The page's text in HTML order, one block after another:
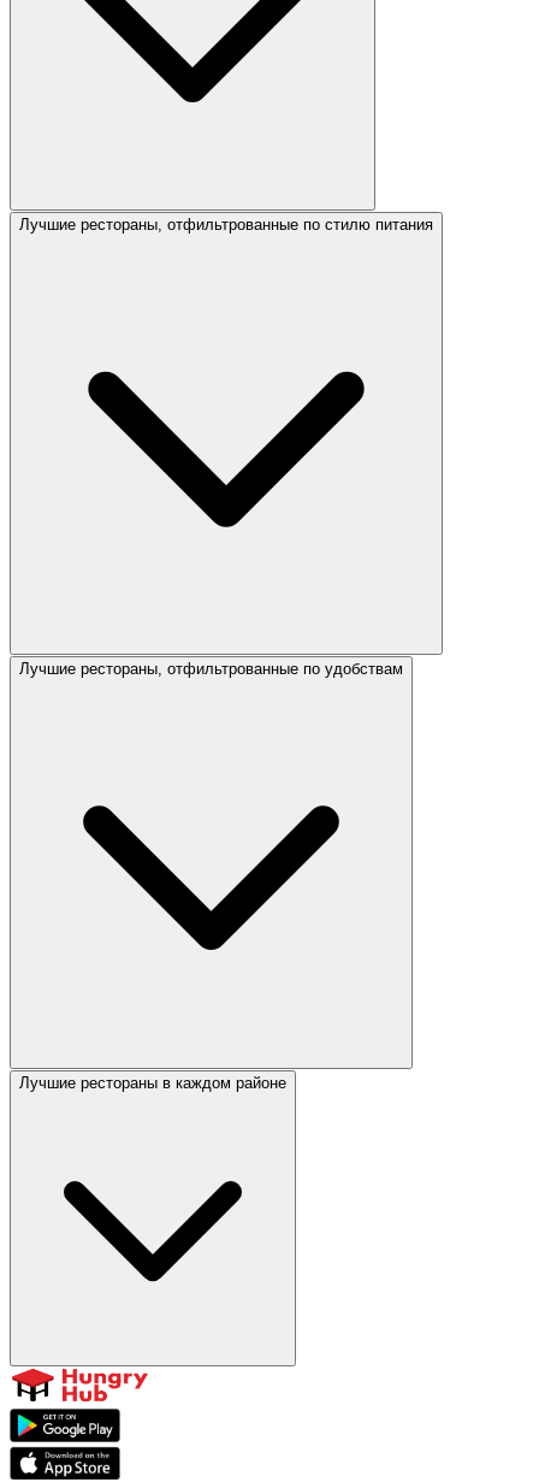
Лучшие рестораны, отфильтрованные по стилю питания
Лучшие рестораны, отфильтрованные по удобствам
Лучшие рестораны в каждом районе